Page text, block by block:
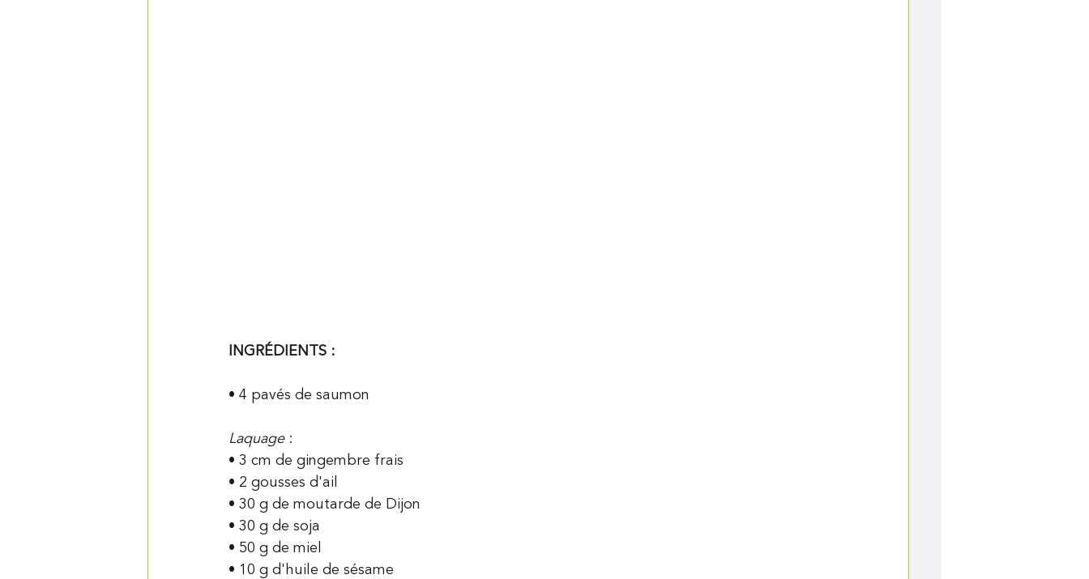
INGRÉDIENTS :
• 4 pavés de saumon
Laquage :
• 3 cm de gingembre frais
• 2 gousses d'ail
• 30 g de moutarde de Dijon
• 30 g de soja
• 50 g de miel
• 10 g d'huile de sésame